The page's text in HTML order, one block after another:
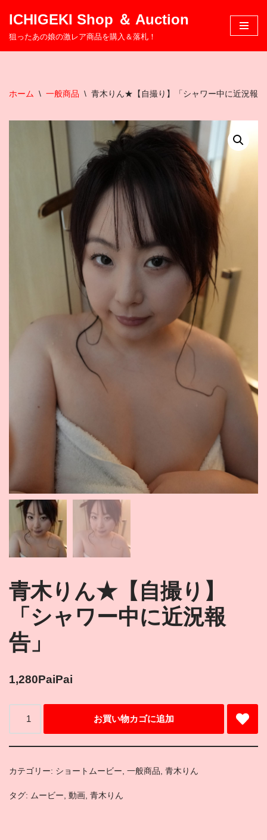
コ
ツ
ICHIGEKI Shop ＆ Auction
狙ったあの娘の激レア商品を購入＆落札！
ホーム \ 一般商品 \ 青木りん★【自撮り】「シャワー中に近況報
青木りん★【自撮り】
「シャワー中に近況報
告」
1,280PaiPai
お買い物カゴに追加
カテゴリー: ショートムービー 一般商品 青木りん
タグ: ムービー 動画 青木りん